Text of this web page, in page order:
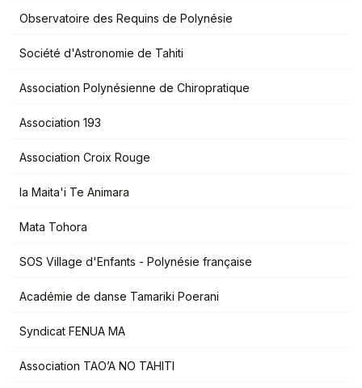
Observatoire des Requins de Polynésie
Société d'Astronomie de Tahiti
Association Polynésienne de Chiropratique
Association 193
Association Croix Rouge
Ia Maita'i Te Animara
Mata Tohora
SOS Village d'Enfants - Polynésie française
Académie de danse Tamariki Poerani
Syndicat FENUA MA
Association TAO’A NO TAHITI